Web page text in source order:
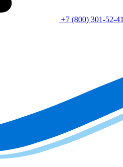
+7 (800) 301-52-41